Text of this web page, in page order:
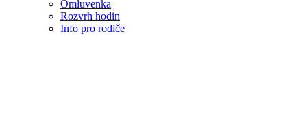
Omluvenka
Rozvrh hodin
Info pro rodiče